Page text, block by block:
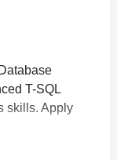
T-SQL
skills. Apply